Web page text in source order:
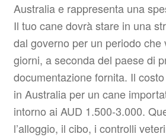
Australia e rappresenta una
Il tuo cane dovrà stare in una
dal governo per un periodo che
giorni, a seconda del paese di
documentazione fornita. Il
in Australia per un cane
intorno ai AUD 1.500-3.000.
l’alloggio, il cibo, i controlli